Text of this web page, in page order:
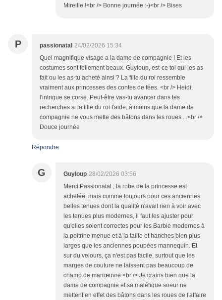
Mireille !<br /> Bonne journée :-)<br /> Bises
P passionatal 24/02/2026 15:34
Quel magnifique visage a la dame de compagnie ! Et les
costumes sont tellement beaux. Guyloup, est-ce toi qui les as
fait ou les as-tu acheté ainsi ? La fille du roi ressemble
vraiment aux princesses des contes de fées. <br /> Heidi,
l'intrigue se corse. Peut-être vas-tu avancer dans tes
recherches si la fille du roi t'aide, à moins que la dame de
compagnie ne vous mette des bâtons dans les roues ...<br />
Douce journée
Répondre
G Guyloup 28/02/2026 03:56
Merci Passionatal ; la robe de la princesse est
achetée, mais comme toujours pour ces anciennes
belles tenues dont la qualité n'avait rien à voir avec
les tenues plus modernes, il faut les ajuster pour
qu'elles soient correctes pour les Barbie modernes à
la poitrine menue et à la taille et hanches bien plus
larges que les anciennes poupées mannequin. Et
sur du velours, ça n'est pas facile, surtout que les
marges de couture ne laissent pas beaucoup de
champ de manœuvre.<br /> Je crains bien que la
dame de compagnie et sa maléfique soeur ne
mettent en effet des bâtons dans les roues de l'affaire